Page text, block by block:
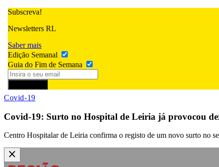
Subscreva!
Newsletters RL
Saber mais
Edição Semanal
Guia do Fim de Semana
Covid-19
Covid-19: Surto no Hospital de Leiria já provocou
Centro Hospitalar de Leiria confirma o registo de um novo surto no